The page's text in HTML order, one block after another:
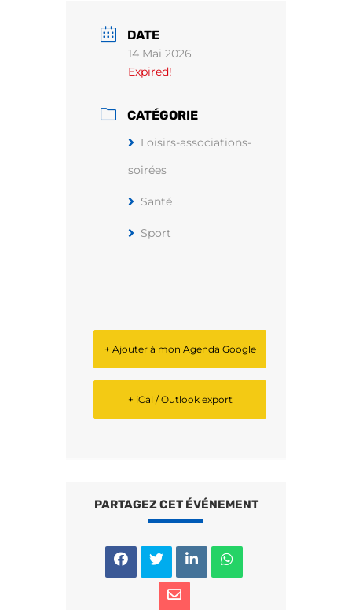
DATE
14 Mai 2026
Expired!
CATÉGORIE
Loisirs-associations-
soirées
Santé
Sport
+ Ajouter à mon Agenda Google
+ iCal / Outlook export
PARTAGEZ CET ÉVÉNEMENT